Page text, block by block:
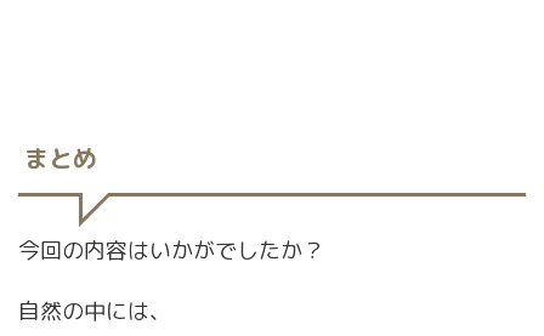
まとめ
今回の内容はいかがでしたか？
自然の中には、